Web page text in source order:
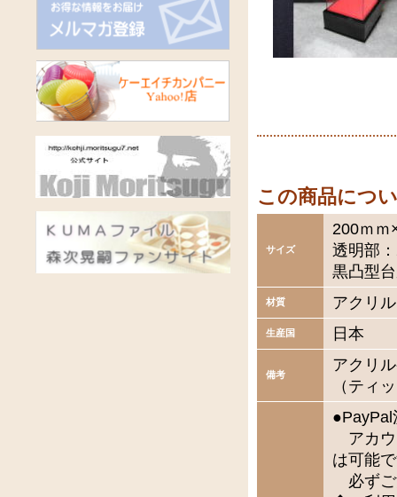
この商品につ
サイズ
200ｍｍ
透明部
黒凸型
材質 アクリル
生産国 日本
備考
アクリ
（ティ
●PayPal
アカウ
は可能
必ずご